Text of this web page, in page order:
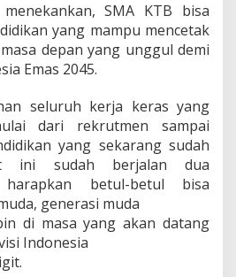
SMA KTB bisa
yang mampu mencetak
depan yang unggul demi
Emas 2045.
seluruh kerja keras yang
dari rekrutmen sampai
yang sekarang sudah
ini sudah berjalan dua
betul-betul bisa
generasi muda
di masa yang akan datang
Indonesia